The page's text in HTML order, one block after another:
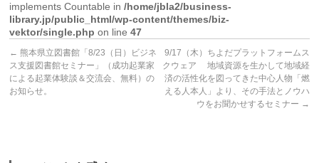
implements Countable in/home/jbla2/business-
library.jp/public_html/wp-content/themes/biz-
vektor/single.php on line47
← 熊本県立図書館「8/23（日）ビジネ
ス支援図書館セミナー」（成功起業家
による起業体験談＆交流会、無料）の
お知らせ。
9/17（木）ちよだプラットフォームス
クウェア 地域資源を生かして地域経
済の活性化を図ってきた中心人物「燃
える人本人」より、その手法とノウハ
ウをお聞かせするセミナー →